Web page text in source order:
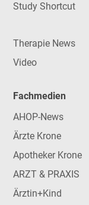
Study Shortcut
Therapie News
Video
Fachmedien
AHOP-News
Ärzte Krone
Apotheker Krone
ARZT & PRAXIS
Ärztin+Kind